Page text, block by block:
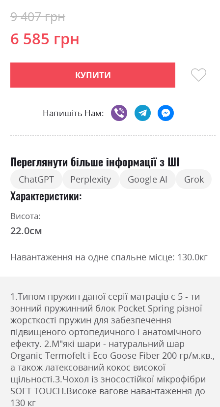
6 585 грн
9 407 грн
КУПИТИ
Напишіть Нам:
Переглянути більше інформації з ШІ
ChatGPT Perplexity Google AI Grok
Характеристики
Висота:
22.0см
Навантаження на одне спальне місце: 130.0кг
1.Типом пружин даної серії матраців є 5 - ти
зонний пружинний блок Pocket Spring різної
жорсткості пружин для забезпечення
підвищеного ортопедичного і анатомічного
ефекту. 2.М"які шари - натуральний шар
Organic Termofelt і Eco Goose Fiber 200 гр/м.кв.,
а також латексований кокос високої
щільності.3.Чохол із зносостійкої мікрофібри
SOFT TOUCH.Високе вагове навантаження-до
130 кг